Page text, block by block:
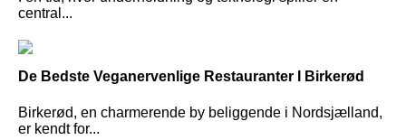
central...
De Bedste Veganervenlige Restauranter I Birkerød
Birkerød, en charmerende by beliggende i Nordsjælland,
er kendt for...